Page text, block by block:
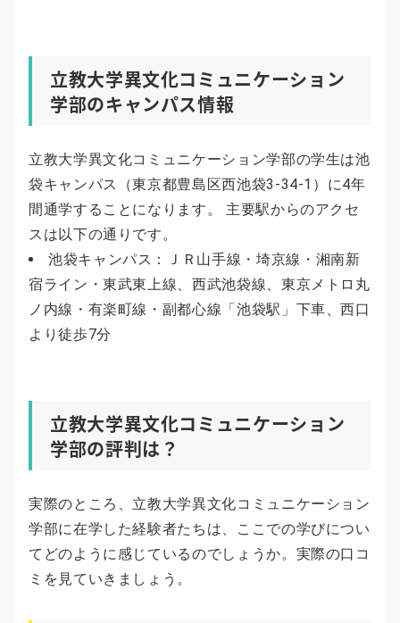
立教大学異文化コミュニケーション
学部のキャンパス情報
立教大学異文化コミュニケーション学部の学生は池
袋キャンパス（東京都豊島区西池袋3-34-1）に4年
間通学することになります。 主要駅からのアクセ
スは以下の通りです。
池袋キャンパス：ＪＲ山手線・埼京線・湘南新
宿ライン・東武東上線、西武池袋線、東京メトロ丸
ノ内線・有楽町線・副都心線「池袋駅」下車、西口
より徒歩7分
立教大学異文化コミュニケーション
学部の評判は？
実際のところ、立教大学異文化コミュニケーション
学部に在学した経験者たちは、ここでの学びについ
てどのように感じているのでしょうか。実際の口コ
ミを見ていきましょう。